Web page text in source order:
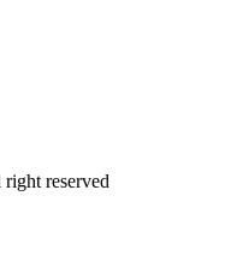
reserved